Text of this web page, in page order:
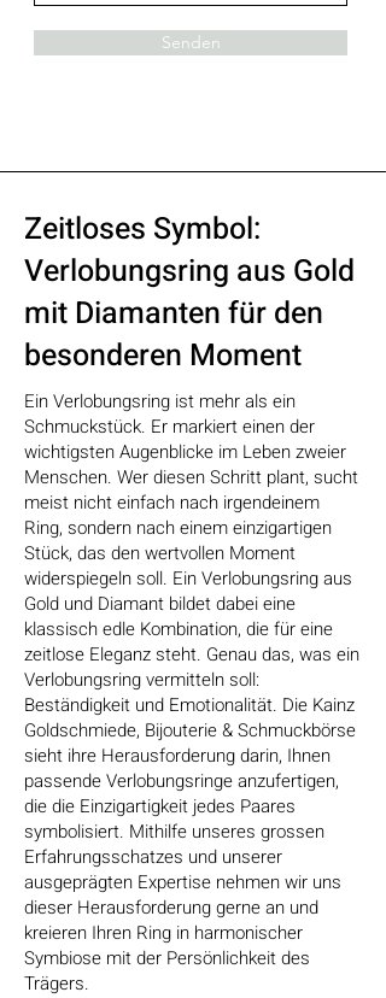
Senden
Zeitloses Symbol:
Verlobungsring aus Gold
mit Diamanten für den
besonderen Moment
Ein Verlobungsring ist mehr als ein
Schmuckstück. Er markiert einen der
wichtigsten Augenblicke im Leben zweier
Menschen. Wer diesen Schritt plant, sucht
meist nicht einfach nach irgendeinem
Ring, sondern nach einem einzigartigen
Stück, das den wertvollen Moment
widerspiegeln soll. Ein Verlobungsring aus
Gold und Diamant bildet dabei eine
klassisch edle Kombination, die für eine
zeitlose Eleganz steht. Genau das, was ein
Verlobungsring vermitteln soll:
Beständigkeit und Emotionalität. Die Kainz
Goldschmiede, Bijouterie & Schmuckbörse
sieht ihre Herausforderung darin, Ihnen
passende Verlobungsringe anzufertigen,
die die Einzigartigkeit jedes Paares
symbolisiert. Mithilfe unseres grossen
Erfahrungsschatzes und unserer
ausgeprägten Expertise nehmen wir uns
dieser Herausforderung gerne an und
kreieren Ihren Ring in harmonischer
Symbiose mit der Persönlichkeit des
Trägers.